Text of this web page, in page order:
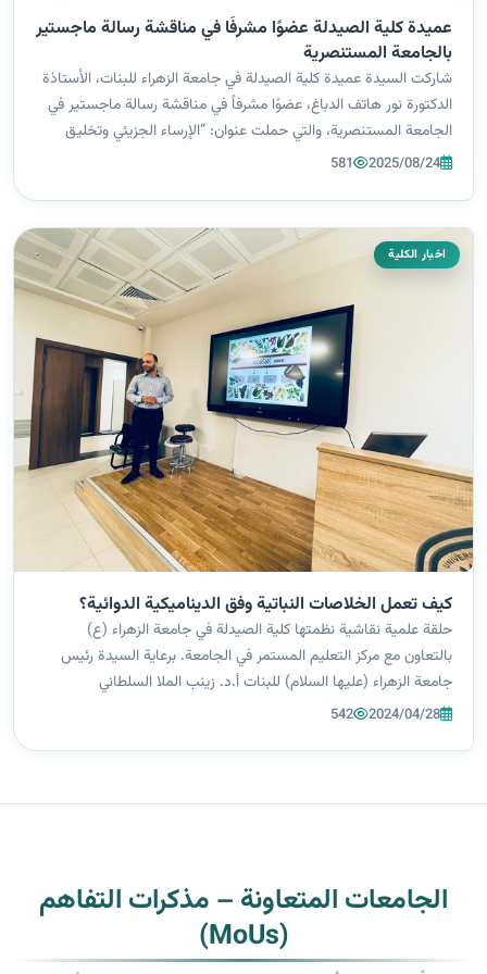
عميدة كلية الصيدلة عضوًا مشرفًا في مناقشة رسالة ماجستير
بالجامعة المستنصرية
شاركت السيدة عميدة كلية الصيدلة في جامعة الزهراء للبنات، الأستاذة
الدكتورة نور هاتف الدباغ، عضوًا مشرفاً في مناقشة رسالة ماجستير في
الجامعة المستنصرية، والتي حملت عنوان: “الإرساء الجزيئي وتخليق
وتقييم مشتقات البيرازول الجديدة كعوامل مضادة للانتشار”. هدفت
2025/08/24
581
اخبار الكلية
كيف تعمل الخلاصات النباتية وفق الديناميكية الدوائية؟
حلقة علمية نقاشية نظمتها كلية الصيدلة في جامعة الزهراء (ع)
بالتعاون مع مركز التعليم المستمر في الجامعة. برعاية السيدة رئيس
جامعة الزهراء (عليها السلام) للبنات أ.د. زينب الملا السلطاني
المحترمة.واشراف السيدة عميد كلية الصيدلة أ.د نور هاتف الدباغ
2024/04/28
542
الجامعات المتعاونة – مذكرات التفاهم
(MoUs)